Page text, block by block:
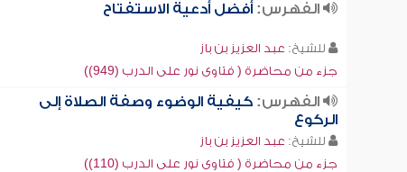
الفهرس:أفضل أدعية الاستفتاح
للشيخ: عبد العزيز بن باز
جزء من محاضرة ( فتاوى نور على الدرب (949))
الفهرس:كيفية الوضوء وصفة الصلاة إلى
الركوع
للشيخ: عبد العزيز بن باز
جزء من محاضرة ( فتاوى نور على الدرب (110))